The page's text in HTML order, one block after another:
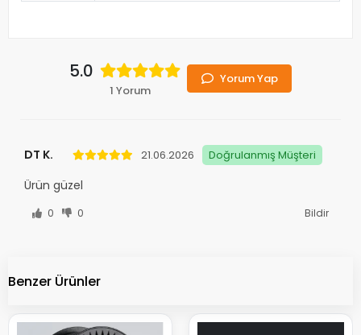
5.0
1 Yorum
Yorum Yap
DT K. 21.06.2026 Doğrulanmış Müşteri
Ürün güzel
0 0 Bildir
Benzer Ürünler